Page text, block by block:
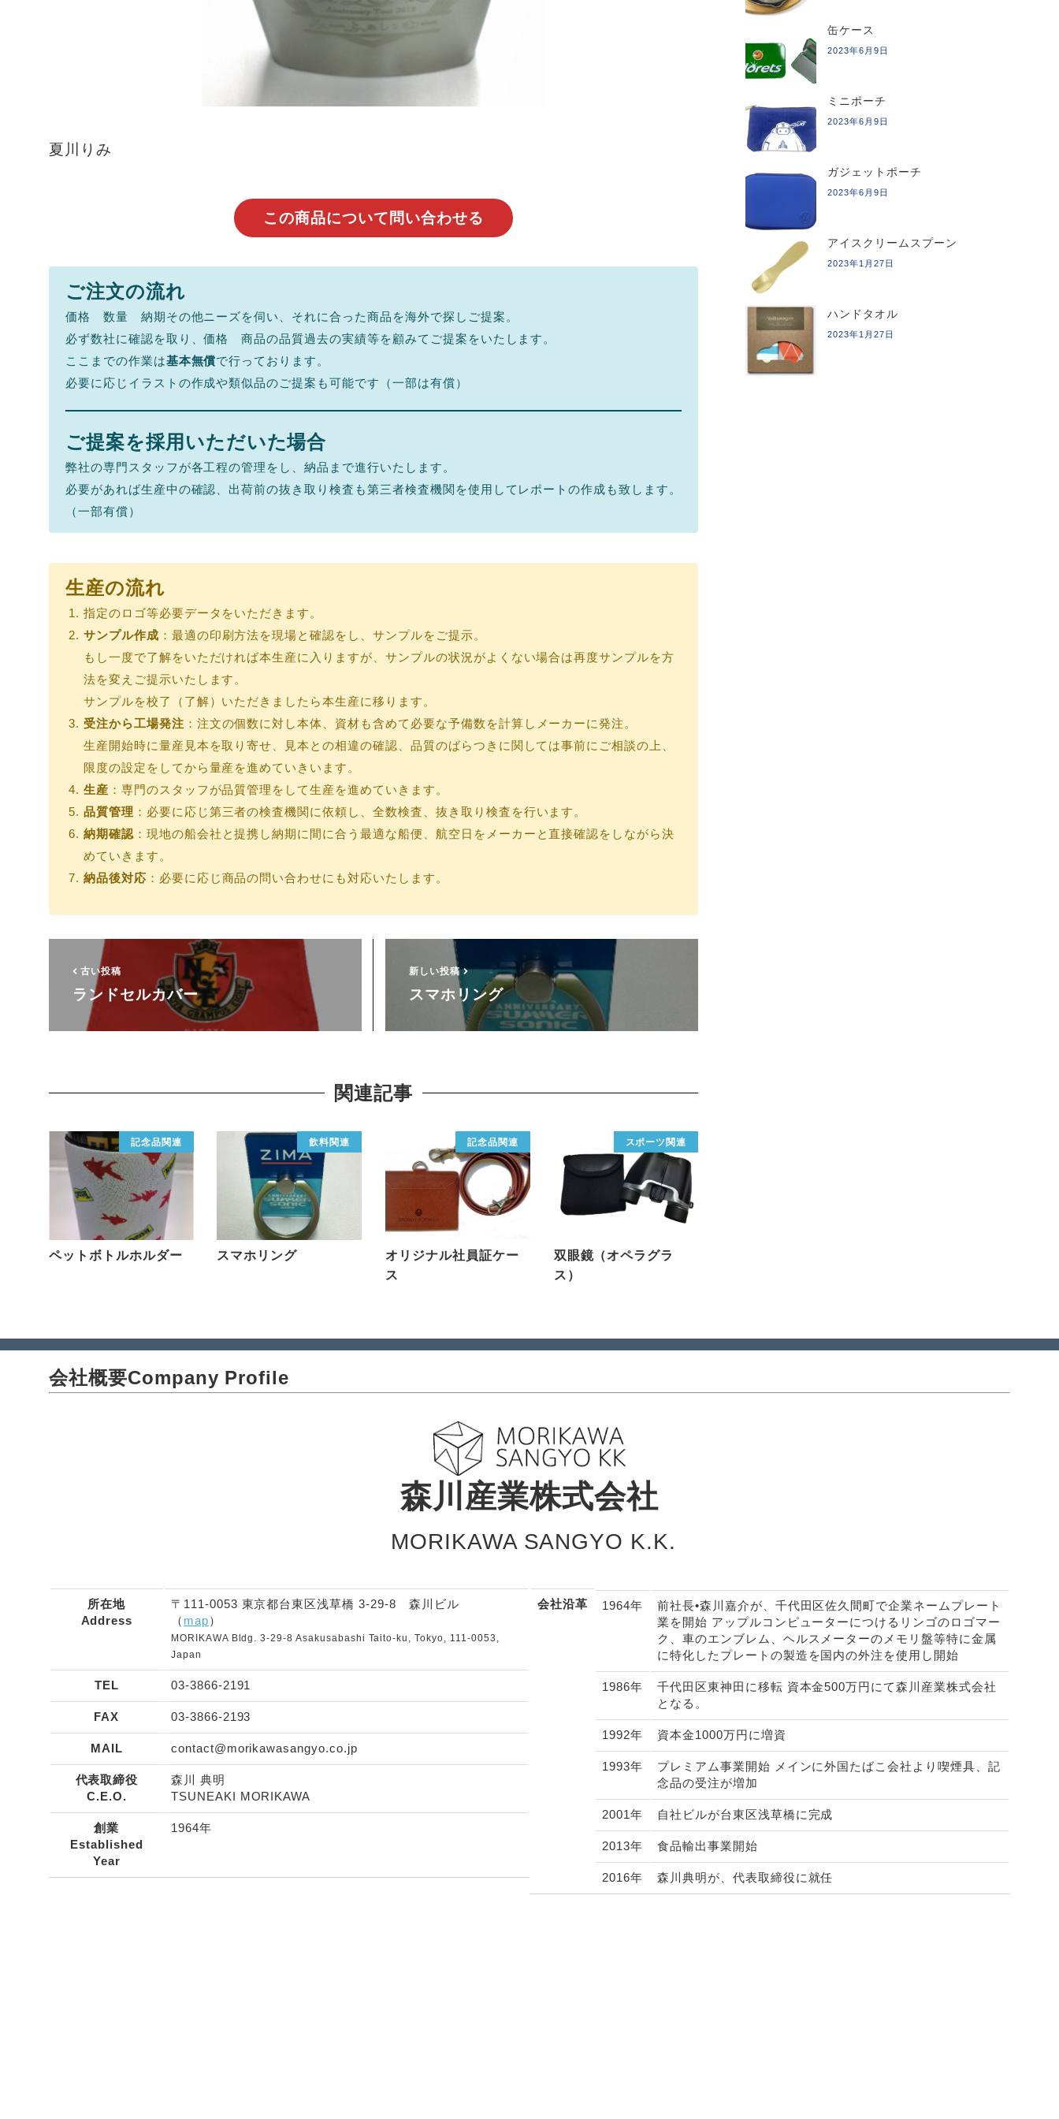
夏川りみ
この商品について問い合わせる
ご注文の流れ
価格 数量 納期その他ニーズを伺い、それに合った商品を海外で探しご提案。
必ず数社に確認を取り、価格 商品の品質過去の実績等を顧みてご提案をいたします。
ここまでの作業は基本無償で行っております。
必要に応じイラストの作成や類似品のご提案も可能です（一部は有償）
ご提案を採用いただいた場合
弊社の専門スタッフが各工程の管理をし、納品まで進行いたします。
必要があれば生産中の確認、出荷前の抜き取り検査も第三者検査機関を使用してレポートの作成も致します。
（一部有償）
生産の流れ
指定のロゴ等必要データをいただきます。
サンプル作成 ：最適の印刷方法を現場と確認をし、サンプルをご提示。
もし一度で了解をいただければ本生産に入りますが、サンプルの状況がよくない場合は再度サンプルを方
法を変えご提示いたします。
サンプルを校了（了解）いただきましたら本生産に移ります。
受注から工場発注 ：注文の個数に対し本体、資材も含めて必要な予備数を計算しメーカーに発注。
生産開始時に量産見本を取り寄せ、見本との相違の確認、品質のばらつきに関しては事前にご相談の上、
限度の設定をしてから量産を進めていきいます。
生産 ：専門のスタッフが品質管理をして生産を進めていきます。
品質管理 ：必要に応じ第三者の検査機関に依頼し、全数検査、抜き取り検査を行います。
納期確認 ：現地の船会社と提携し納期に間に合う最適な船便、航空日をメーカーと直接確認をしながら決
めていきます。
納品後対応 ：必要に応じ商品の問い合わせにも対応いたします。
古い投稿
ランドセルカバー
新しい投稿
スマホリング
関連記事
記念品関連
ペットボトルホルダー
飲料関連
スマホリング
記念品関連
オリジナル社員証ケー
ス
スポーツ関連
双眼鏡（オペラグラ
ス）
缶ケース
2023年6月9日
ミニポーチ
2023年6月9日
ガジェットポーチ
2023年6月9日
アイスクリームスプーン
2023年1月27日
ハンドタオル
2023年1月27日
会社概要Company Profile
森川産業株式会社
MORIKAWA SANGYO K.K.
所在地
Address
〒111-0053 東京都台東区浅草橋 3-29-8 森川ビル
（ map）
MORIKAWA Bldg. 3-29-8 Asakusabashi Taito-ku, Tokyo, 111-0053,
Japan
TEL 03-3866-2191
FAX 03-3866-2193
MAIL contact@morikawasangyo.co.jp
代表取締役
C.E.O.
森川 典明
TSUNEAKI MORIKAWA
創業
Established
Year
1964年
会社沿革 1964年
前社長•森川嘉介が、千代田区佐久間町で企業ネームプレート
業を開始 アップルコンピューターにつけるリンゴのロゴマー
ク、車のエンブレム、ヘルスメーターのメモリ盤等特に金属
に特化したプレートの製造を国内の外注を使用し開始
1986年
千代田区東神田に移転 資本金500万円にて森川産業株式会社
となる。
1992年 資本金1000万円に増資
1993年
プレミアム事業開始 メインに外国たばこ会社より喫煙具、記
念品の受注が増加
2001年 自社ビルが台東区浅草橋に完成
2013年 食品輸出事業開始
2016年 森川典明が、代表取締役に就任